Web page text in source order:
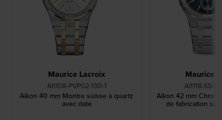
Maurice Lacroix
AI1108-PVP02-130-1
Aikon 40 mm Montre suisse à quartz
avec date
Maurice
AI1118-
Aikon 42 mm
de fabrication